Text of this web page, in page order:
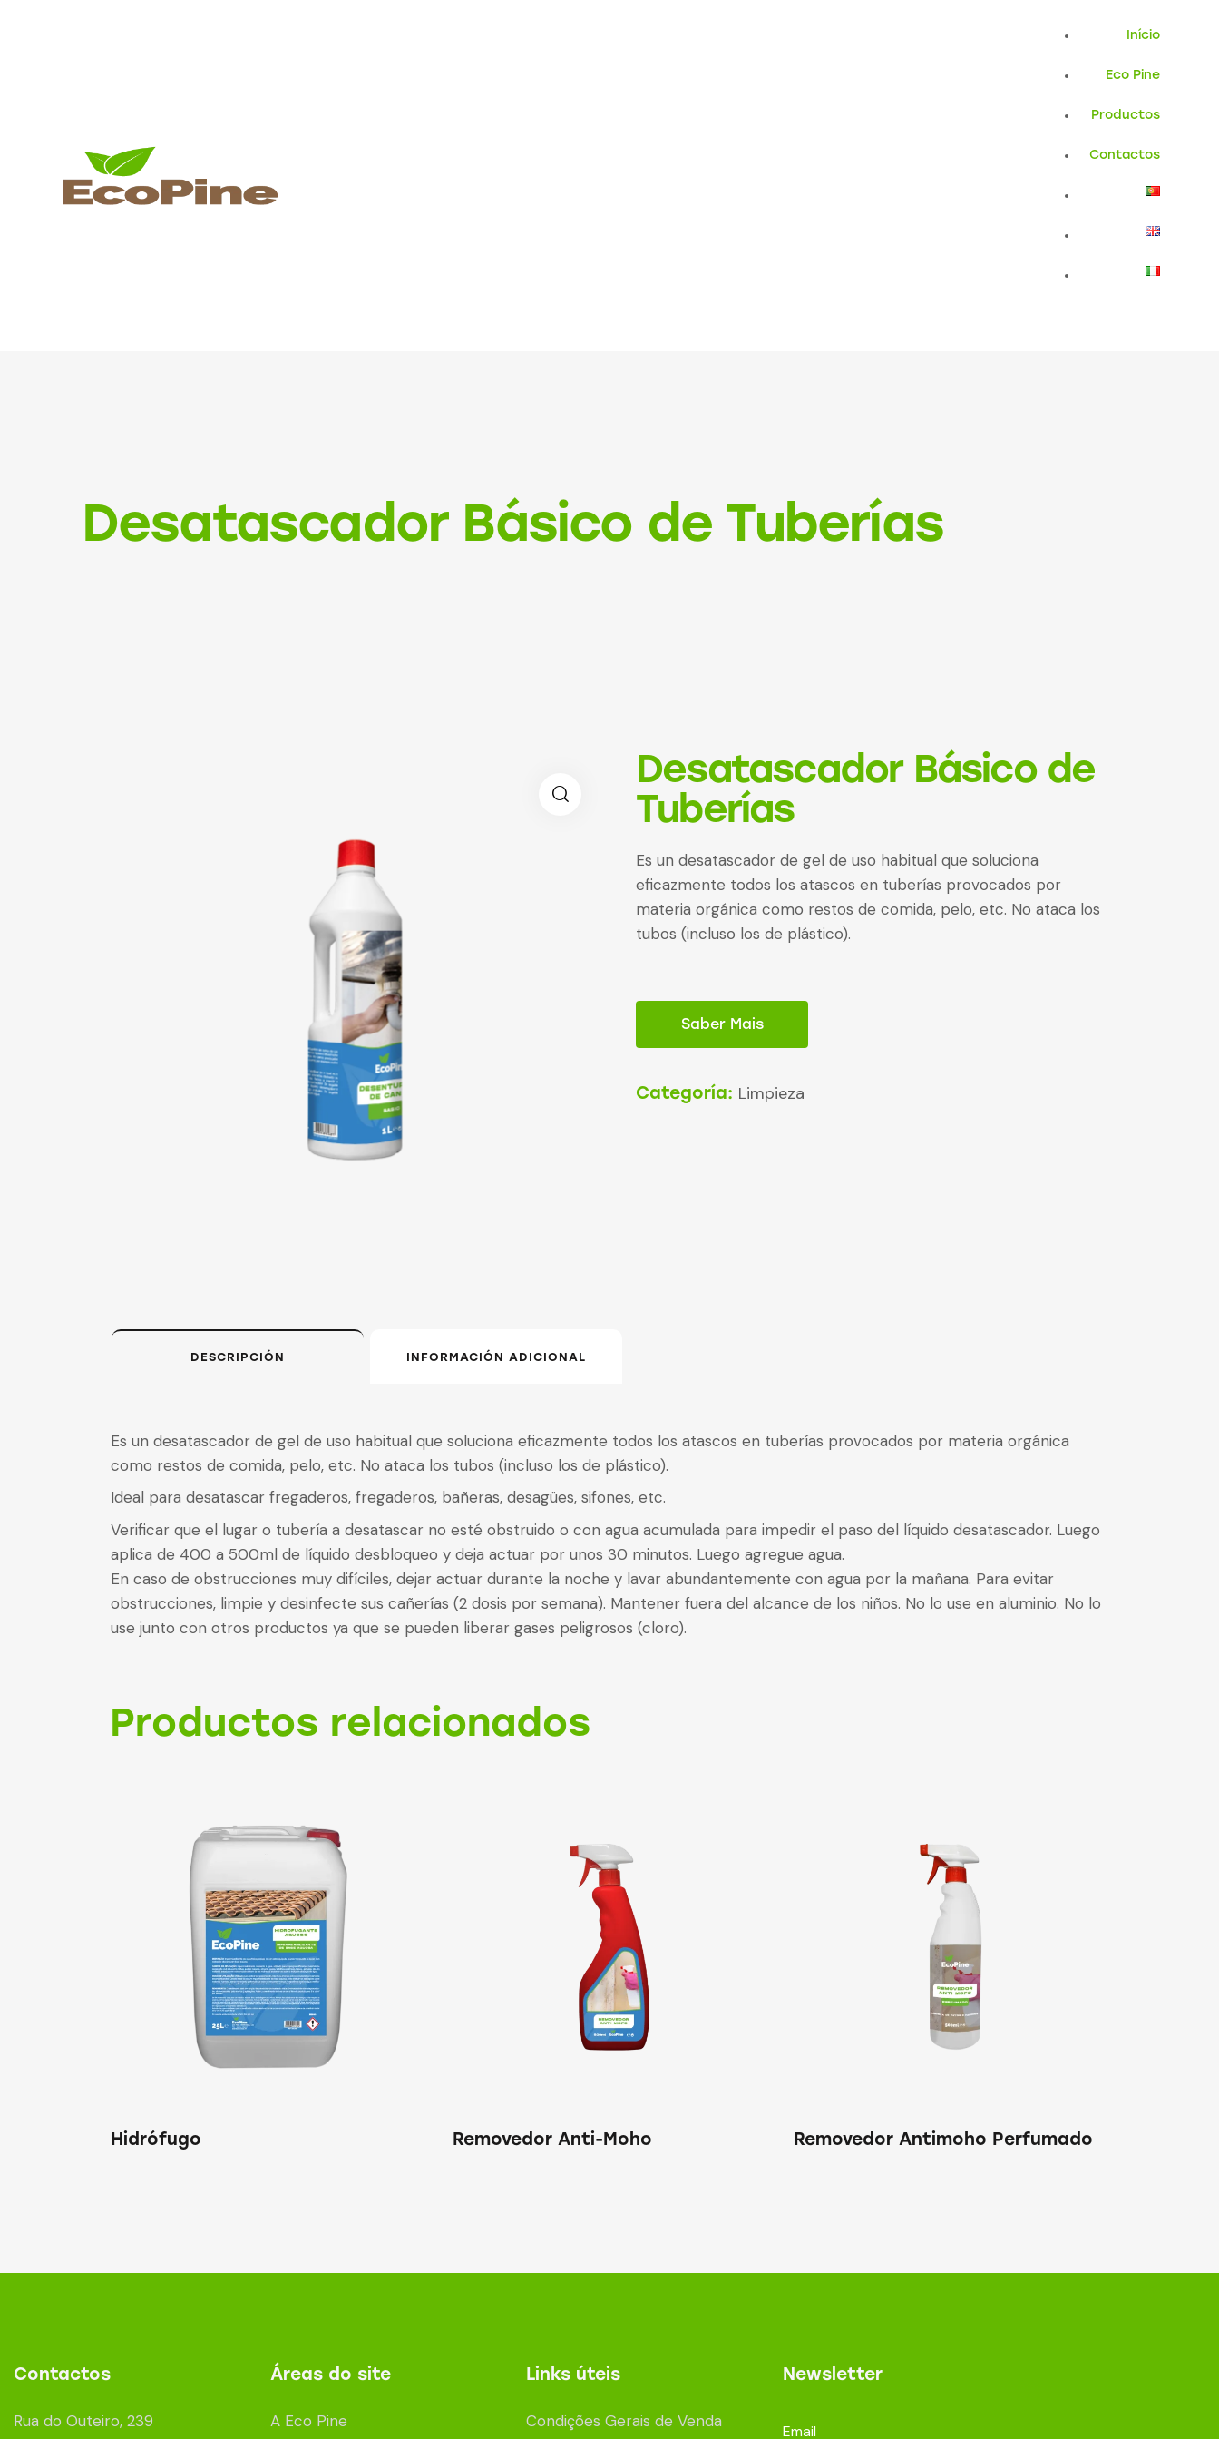
Início
Eco Pine
Productos
Contactos
Desatascador Básico de Tuberías
Desatascador Básico de
Tuberías
Es un desatascador de gel de uso habitual que soluciona
eficazmente todos los atascos en tuberías provocados por
materia orgánica como restos de comida, pelo, etc. No ataca los
tubos (incluso los de plástico).
Saber Mais
Categoría: Limpieza
DESCRIPCIÓN INFORMACIÓN ADICIONAL
Es un desatascador de gel de uso habitual que soluciona eficazmente todos los atascos en tuberías provocados por materia orgánica
como restos de comida, pelo, etc. No ataca los tubos (incluso los de plástico).
Ideal para desatascar fregaderos, fregaderos, bañeras, desagües, sifones, etc.
Verificar que el lugar o tubería a desatascar no esté obstruido o con agua acumulada para impedir el paso del líquido desatascador. Luego
aplica de 400 a 500ml de líquido desbloqueo y deja actuar por unos 30 minutos. Luego agregue agua.
En caso de obstrucciones muy difíciles, dejar actuar durante la noche y lavar abundantemente con agua por la mañana. Para evitar
obstrucciones, limpie y desinfecte sus cañerías (2 dosis por semana). Mantener fuera del alcance de los niños. No lo use en aluminio. No lo
use junto con otros productos ya que se pueden liberar gases peligrosos (cloro).
Productos relacionados
Hidrófugo Removedor Anti-Moho Removedor Antimoho Perfumado
Contactos
Rua do Outeiro, 239
Áreas do site
A Eco Pine
Links úteis
Condições Gerais de Venda
Newsletter